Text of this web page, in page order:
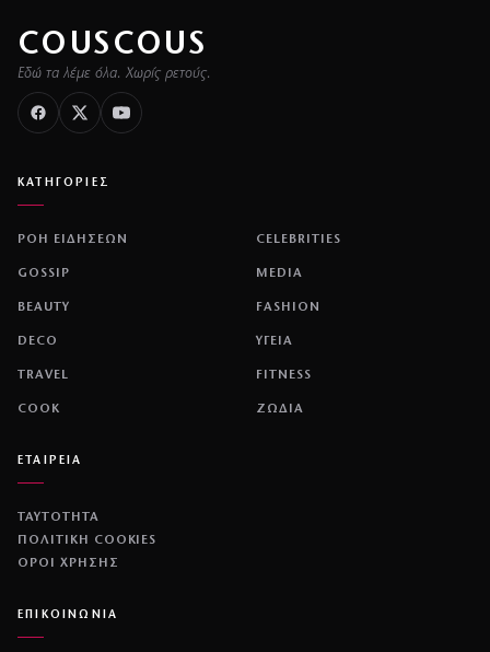
COUSCOUS
Εδώ τα λέμε όλα. Χωρίς ρετούς.
ΚΑΤΗΓΟΡΙΕΣ
ΡΟΗ ΕΙΔΗΣΕΩΝ CELEBRITIES
GOSSIP MEDIA
BEAUTY FASHION
DECO ΥΓΕΙΑ
TRAVEL FITNESS
COOK ΖΩΔΙΑ
ΕΤΑΙΡΕΙΑ
ΤΑΥΤΟΤΗΤΑ
ΠΟΛΙΤΙΚΉ COOKIES
ΌΡΟΙ ΧΡΉΣΗΣ
ΕΠΙΚΟΙΝΩΝΙΑ